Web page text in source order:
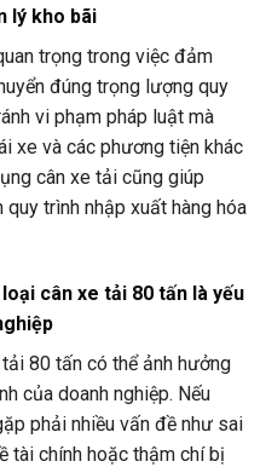
lý kho bãi
trọng trong việc đảm
đúng trọng lượng quy
vi phạm pháp luật mà
xe và các phương tiện khác
cân xe tải cũng giúp
trình nhập xuất hàng hóa
cân xe tải 80 tấn là yếu
80 tấn có thể ảnh hưởng
của doanh nghiệp. Nếu
phải nhiều vấn đề như sai
tài chính hoặc thậm chí bị